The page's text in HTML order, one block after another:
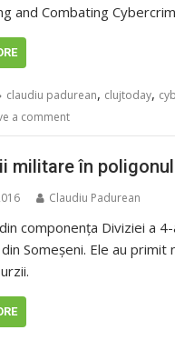
and Combating
claudiu padurean, clujtoday,
a comment
militare în
Claudiu Padurean
componența Diviziei a
Someșeni. Ele au